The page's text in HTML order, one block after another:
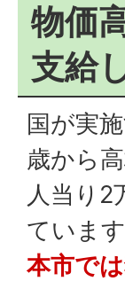
物価
支給
国が実
歳から
人当り2
ています
本市で